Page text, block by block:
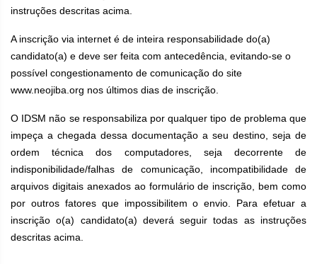
instruções descritas acima.
A inscrição via internet é de inteira responsabilidade do(a)
candidato(a) e deve ser feita com antecedência, evitando-se o
possível congestionamento de comunicação do site
www.neojiba.org nos últimos dias de inscrição.
O IDSM não se responsabiliza por qualquer tipo de problema que
impeça a chegada dessa documentação a seu destino, seja de
ordem técnica dos computadores, seja decorrente de
indisponibilidade/falhas de comunicação, incompatibilidade de
arquivos digitais anexados ao formulário de inscrição, bem como
por outros fatores que impossibilitem o envio. Para efetuar a
inscrição o(a) candidato(a) deverá seguir todas as instruções
descritas acima.